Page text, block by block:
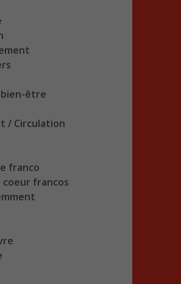
être
/ Circulation
franco
coeur francos